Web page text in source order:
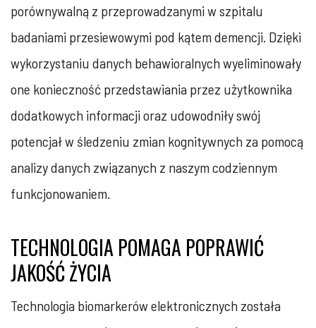
porównywalną z przeprowadzanymi w szpitalu
badaniami przesiewowymi pod kątem demencji. Dzięki
wykorzystaniu danych behawioralnych wyeliminowały
one konieczność przedstawiania przez użytkownika
dodatkowych informacji oraz udowodniły swój
potencjał w śledzeniu zmian kognitywnych za pomocą
analizy danych związanych z naszym codziennym
funkcjonowaniem.
TECHNOLOGIA POMAGA POPRAWIĆ
JAKOŚĆ ŻYCIA
Technologia biomarkerów elektronicznych została